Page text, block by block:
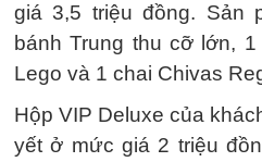
giá 3,5 triệu đồng. Sản
bánh Trung thu cỡ lớn,
Lego và 1 chai Chivas
Hộp VIP Deluxe của
yết ở mức giá 2 triệu